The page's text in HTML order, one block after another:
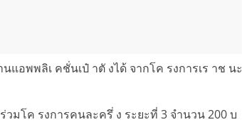
อพพลิเ คชั่นเป๋ าตั งได้ จากโค รงการเร าช นะ
มโค รงการคนละครึ่ ง ระยะที่ 3 จำนวน 200 บ